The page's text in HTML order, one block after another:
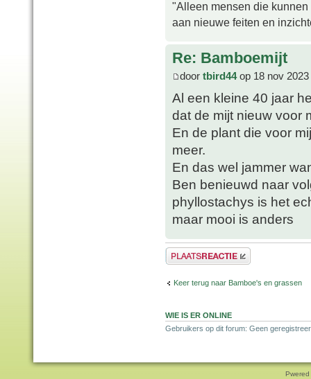
"Alleen mensen die
aan nieuwe feiten en
Re: Bamboemijt
door tbird44op 18 nov 2023
Al een kleine 40 jaar
dat de mijt nieuw voor
En de plant die voor
meer.
En das wel jammer
Ben benieuwd naar
phyllostachys is het
maar mooi is anders
Plaats een reactie
Keer terug naar Bamboe's en grassen
WIE IS ER ONLINE
Gebruikers op dit forum: Geen